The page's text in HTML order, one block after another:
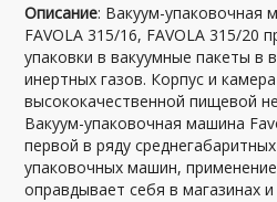
Описание: Вакуум-упаковочная
FAVOLA 315/16, FAVOLA 315/20
упаковки в вакуумные пакеты в
инертных газов. Корпус и
высококачественной пищевой
Вакуум-упаковочная машина
первой в ряду
упаковочных машин,
оправдывает себя в магазинах и